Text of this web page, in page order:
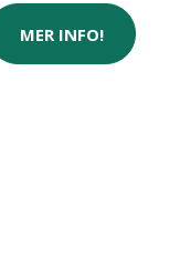
MER INFO!